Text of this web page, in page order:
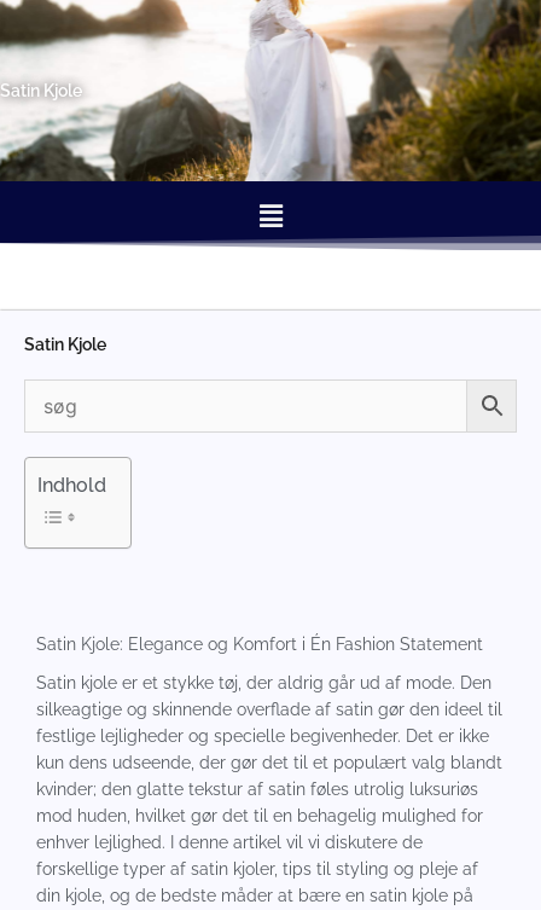
Gå
til
Satin Kjole
Menu
Satin Kjole
Indhold
Satin Kjole: Elegance og Komfort i Én Fashion Statement
Satin kjole er et stykke tøj, der aldrig går ud af mode. Den
silkeagtige og skinnende overflade af satin gør den ideel til
festlige lejligheder og specielle begivenheder. Det er ikke
kun dens udseende, der gør det til et populært valg blandt
kvinder; den glatte tekstur af satin føles utrolig luksuriøs
mod huden, hvilket gør det til en behagelig mulighed for
enhver lejlighed. I denne artikel vil vi diskutere de
forskellige typer af satin kjoler, tips til styling og pleje af
din kjole, og de bedste måder at bære en satin kjole på